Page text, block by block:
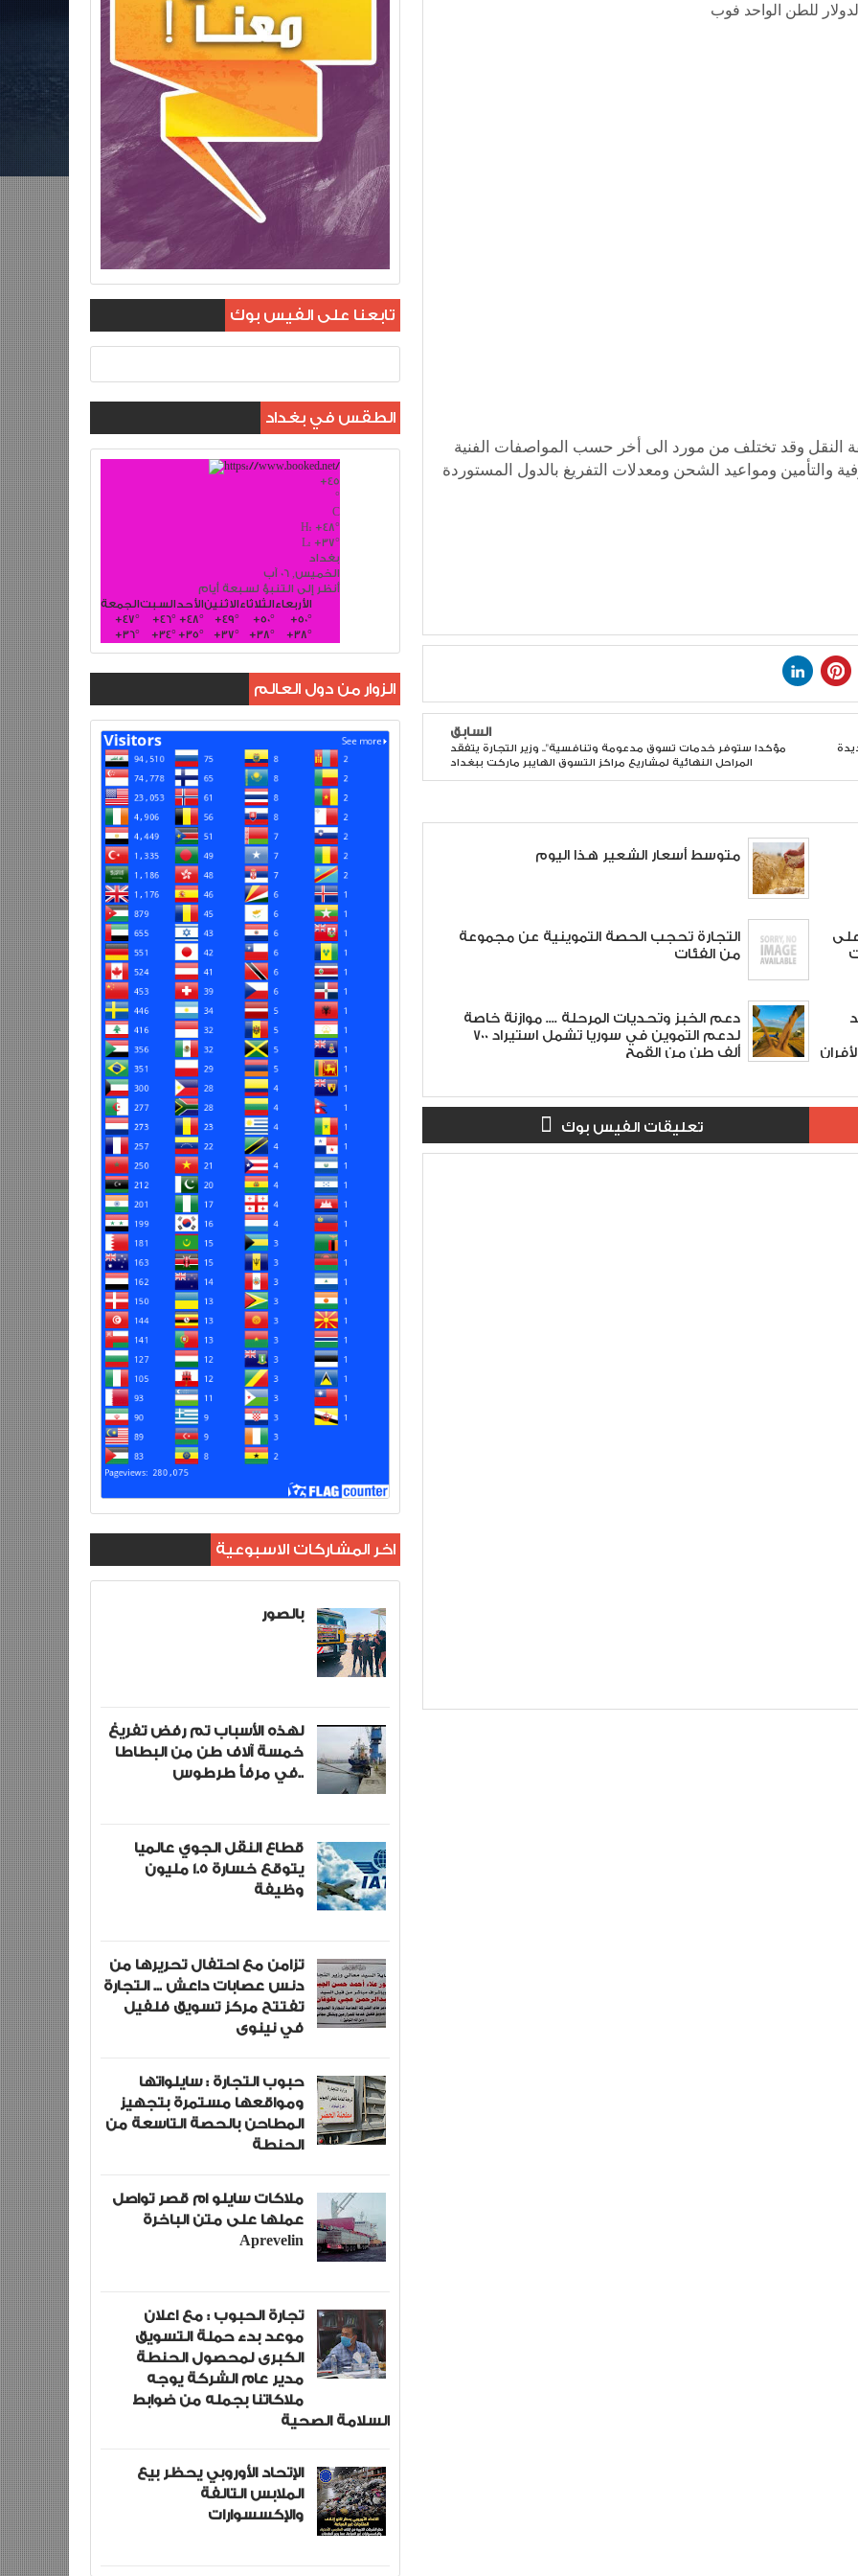
والتأمين ومواعيد الشحن ومعدلات التفريغ بالدول المستوردة
السابق
مؤكدا ستوفر خدمات تسوق مدعومة وتنافسية".. وزير التجارة يتفقد
المراحل النهائية لمشاريع مراكز التسوق الهايبر ماركت ببغداد
متوسط أسعار الشعير هذا اليوم
التجارة تحجب الحصة التموينية عن مجموعة
من الفئات
دعم الخبز وتحديات المرحلة .... موازنة خاصة
لدعم التموين في سوريا تشمل استيراد 700
ألف طن من القمح
تعليقات الفيس بوك
تابعنا على الفيس بوك
الطقس في بغداد
+45
°
C
H: +48°
L: +37°
بغداد
الخميس, 06 آب
أنظر إلى التنبؤ لسبعة أيام
الجمعةالسبتالأحدالاثنينالثلاثاءالأربعاء
+47° +46° +48° +49° +50° +50°
+36° +34°+35° +37° +38° +38°
الزوار من دول العالم
اخر المشاركات الاسبوعية
بالصور
لهذه الأسباب تم رفض تفريغ
خمسة آلاف طن من البطاطا
في مرفأ طرطوس..
قطاع النقل الجوي عالميا
يتوقع خسارة 1.5 مليون
وظيفة
تزامن مع احتفال تحريرها من
دنس عصابات داعش ... التجارة
تفتتح مركز تسويق فلفيل
في نينوى
حبوب التجارة : سايلواتها
ومواقعها مستمرة بتجهيز
المطاحن بالحصة التاسعة من
الحنطة
ملاكات سايلو ام قصر تواصل
عملها على متن الباخرة
Aprevelin
تجارة الحبوب : مع اعلان
موعد بدء حملة التسويق
الكبرى لمحصول الحنطة
مدير عام الشركة يوجه
ملاكاتنا بجمله من ضوابط
السلامة الصحية
الإتحاد الأوروبي يحظر بيع
الملابس التالفة
والإكسسوارات